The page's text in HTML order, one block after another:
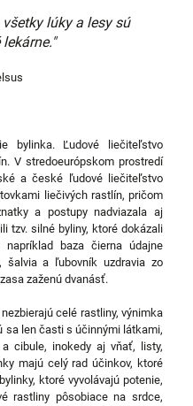
všetky lúky a lesy sú
bylinka. Ľudové liečiteľstvo
V stredoeurópskom prostredí
a české ľudové liečiteľstvo
liečivých rastlín, pričom
a postupy nadviazala aj
tzv. silné byliny, ktoré dokázali
baza čierna údajne
šalvia a ľubovník uzdravia zo
zaženú dvanásť.
celé rastliny, výnimka
sa len časti s účinnými látkami,
cibule, inokedy aj vňať, listy,
majú celý rad účinkov, ktoré
ktoré vyvolávajú potenie,
rastliny pôsobiace na srdce,